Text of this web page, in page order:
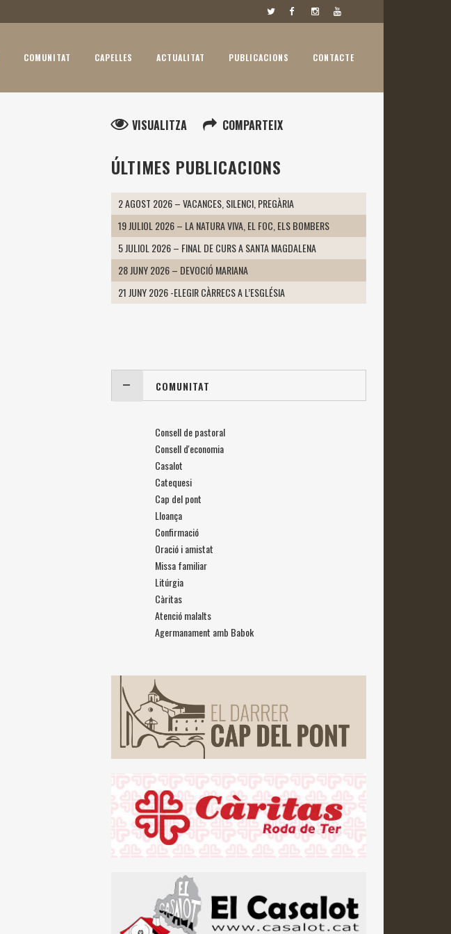
COMUNITAT CAPELLES ACTUALITAT PUBLICACIONS CONTACTE
VISUALITZA COMPARTEIX
ÚLTIMES PUBLICACIONS
2 AGOST 2026 – VACANCES, SILENCI, PREGÀRIA
19 JULIOL 2026 – LA NATURA VIVA, EL FOC, ELS BOMBERS
5 JULIOL 2026 – FINAL DE CURS A SANTA MAGDALENA
28 JUNY 2026 – DEVOCIÓ MARIANA
21 JUNY 2026 -ELEGIR CÀRRECS A L’ESGLÉSIA
COMUNITAT
Consell de pastoral
Consell d'economia
Casalot
Catequesi
Cap del pont
Lloança
Confirmació
Oració i amistat
Missa familiar
Litúrgia
Càritas
Atenció malalts
Agermanament amb Babok